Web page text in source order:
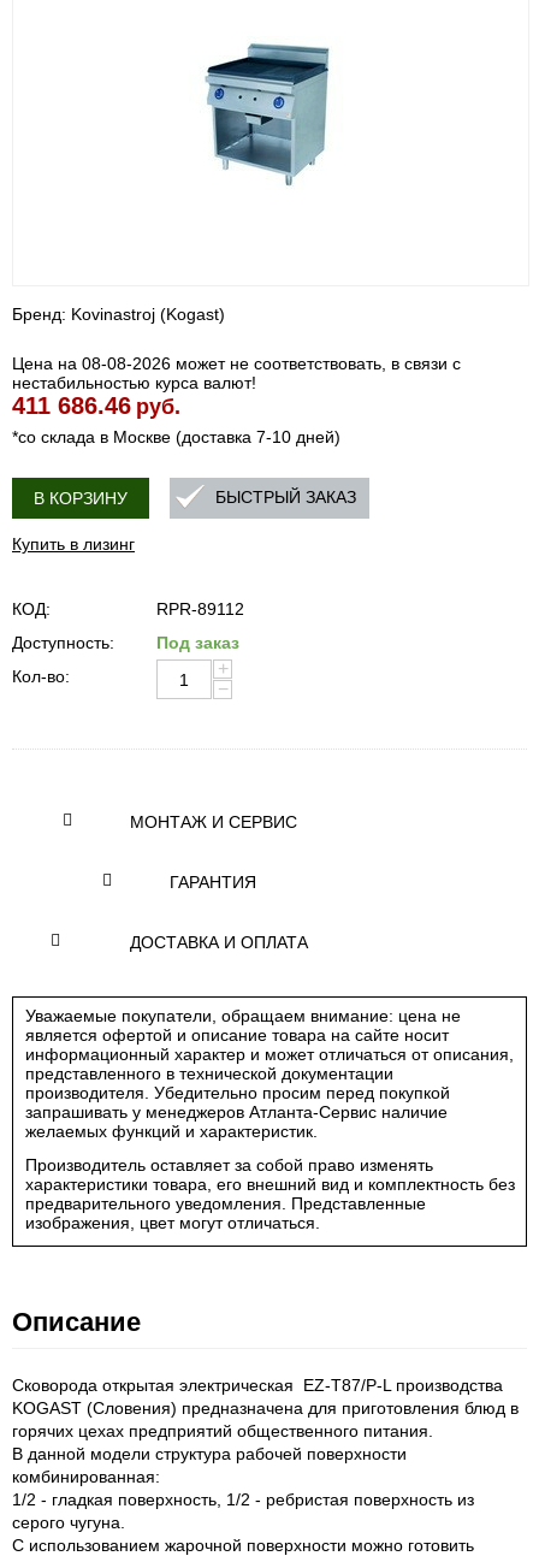
Бренд: Kovinastroj (Kogast)
Цена на 08-08-2026 может не соответствовать, в связи с
нестабильностью курса валют!
411 686.46 руб.
*со склада в Москве (доставка 7-10 дней)
В КОРЗИНУ
Купить в лизинг
БЫСТРЫЙ ЗАКАЗ
КОД:
RPR-89112
Доступность:
Под заказ
Кол-во:
+
−
МОНТАЖ И СЕРВИС
ГАРАНТИЯ
ДОСТАВКА И ОПЛАТА
Уважаемые покупатели, обращаем внимание: цена не
является офертой и описание товара на сайте носит
информационный характер и может отличаться от описания,
представленного в технической документации
производителя. Убедительно просим перед покупкой
запрашивать у менеджеров Атланта-Сервис наличие
желаемых функций и характеристик.
Производитель оставляет за собой право изменять
характеристики товара, его внешний вид и комплектность без
предварительного уведомления. Представленные
изображения, цвет могут отличаться.
Описание
Сковорода открытая электрическая EZ-T87/P-L производства
KOGAST (Словения) предназначена для приготовления блюд в
горячих цехах предприятий общественного питания.
В данной модели структура рабочей поверхности
комбинированная:
1/2 - гладкая поверхность, 1/2 - ребристая поверхность из
серого чугуна.
С использованием жарочной поверхности можно готовить